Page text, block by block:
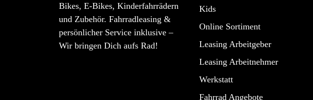
Bikes, E-Bikes, Kinderfahrrädern
und Zubehör. Fahrradleasing &
persönlicher Service inklusive –
Wir bringen Dich aufs Rad!
Kids
Online Sortiment
Leasing Arbeitgeber
Leasing Arbeitnehmer
Werkstatt
Fahrrad Angebote